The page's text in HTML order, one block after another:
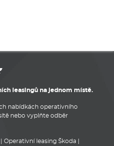
leasingů na jednom místě.
nabídkách operativního
nebo vyplňte odběr
Operativní leasing Škoda